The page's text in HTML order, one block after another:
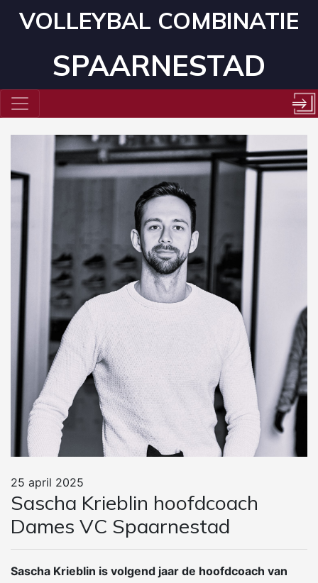
VOLLEYBAL COMBINATIE
SPAARNESTAD
25 april 2025
Sascha Krieblin hoofdcoach
Dames VC Spaarnestad
Sascha Krieblin is volgend jaar de hoofdcoach van